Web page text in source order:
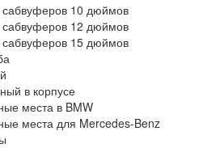
сабвуферов 10 дюймов
сабвуферов 12 дюймов
сабвуферов 15 дюймов
в корпусе
места в BMW
места для Mercedes-Benz